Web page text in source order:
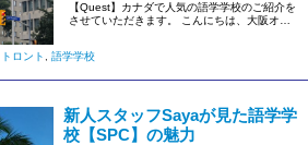
【Quest】カナダで人気の語学学校のご紹介を
させていただきます。 こんにちは、大阪オフ
トロント , 語学学校
新人スタッフSayaが見た語学学
校【SPC】の魅力